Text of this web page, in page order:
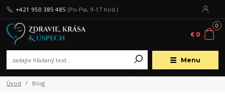
Menu
+421 950 385 485 (Po-Pia, 9-17 hod.)
0
€ 0
Úvod Blog